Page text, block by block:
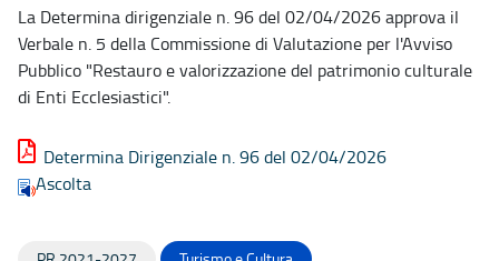
La Determina dirigenziale n. 96 del 02/04/2026 approva il
Verbale n. 5 della Commissione di Valutazione per l'Avviso
Pubblico "Restauro e valorizzazione del patrimonio culturale
di Enti Ecclesiastici".
Determina Dirigenziale n. 96 del 02/04/2026
Ascolta